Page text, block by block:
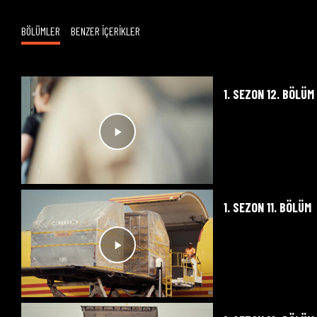
BÖLÜMLER BENZER İÇERİKLER
1. SEZON 12. BÖLÜM
1. SEZON 11. BÖLÜM